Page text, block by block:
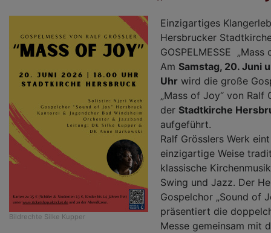
Bildrechte Silke Kupper
Einzigartiges
Hersbrucker
GOSPELMESSE „Mass
Am Samstag, 20. Juni
Uhr wird die große
„Mass of Joy“ von Ralf
der Stadtkirche
aufgeführt.
Ralf Grösslers Werk
einzigartige Weise
klassische
Swing und Jazz. Der
Gospelchor „Sound of
präsentiert die
Messe gemeinsam mit